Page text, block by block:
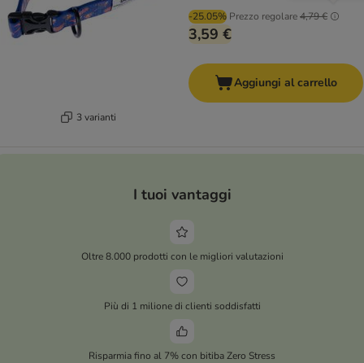
3 varianti
-25.05% Prezzo regolare4,79 €
3,59 €
Aggiungi al carrello
I tuoi vantaggi
Oltre 8.000 prodotti con le migliori valutazioni
Più di 1 milione di clienti soddisfatti
Risparmia fino al 7% con bitiba Zero Stress